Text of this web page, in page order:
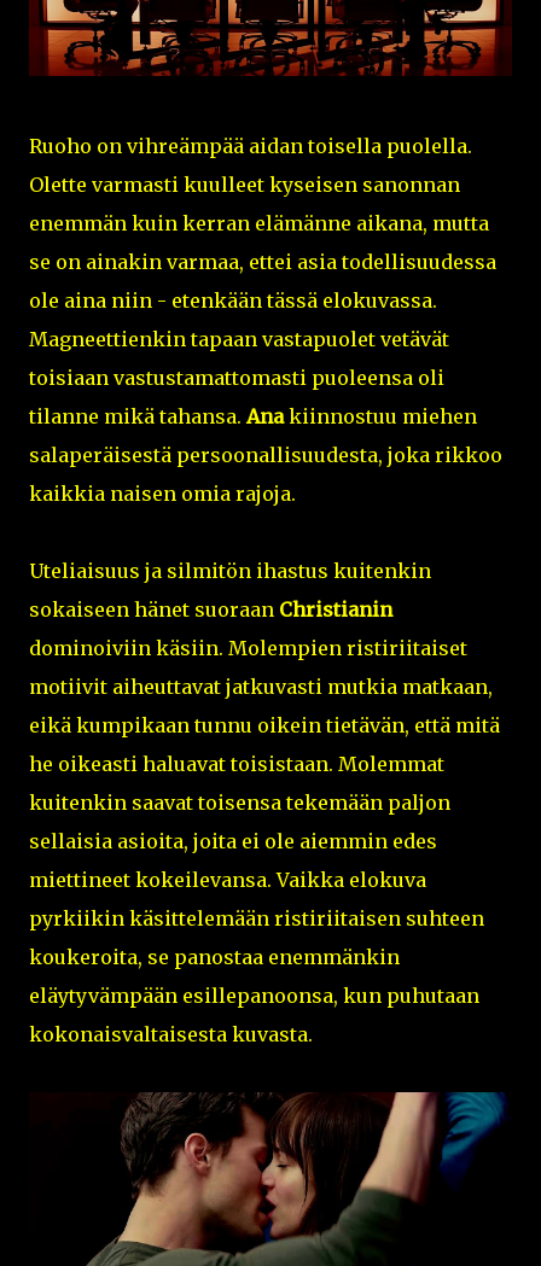
Ruoho on vihreämpää aidan toisella puolella.
Olette varmasti kuulleet kyseisen sanonnan
enemmän kuin kerran elämänne aikana, mutta
se on ainakin varmaa, ettei asia todellisuudessa
ole aina niin - etenkään tässä elokuvassa.
Magneettienkin tapaan vastapuolet vetävät
toisiaan vastustamattomasti puoleensa oli
tilanne mikä tahansa. Anakiinnostuu miehen
salaperäisestä persoonallisuudesta, joka rikkoo
kaikkia naisen omia rajoja.
Uteliaisuus ja silmitön ihastus kuitenkin
sokaiseen hänet suoraan Christianin
dominoiviin käsiin. Molempien ristiriitaiset
motiivit aiheuttavat jatkuvasti mutkia matkaan,
eikä kumpikaan tunnu oikein tietävän, että mitä
he oikeasti haluavat toisistaan. Molemmat
kuitenkin saavat toisensa tekemään paljon
sellaisia asioita, joita ei ole aiemmin edes
miettineet kokeilevansa. Vaikka elokuva
pyrkiikin käsittelemään ristiriitaisen suhteen
koukeroita, se panostaa enemmänkin
eläytyvämpään esillepanoonsa, kun puhutaan
kokonaisvaltaisesta kuvasta.